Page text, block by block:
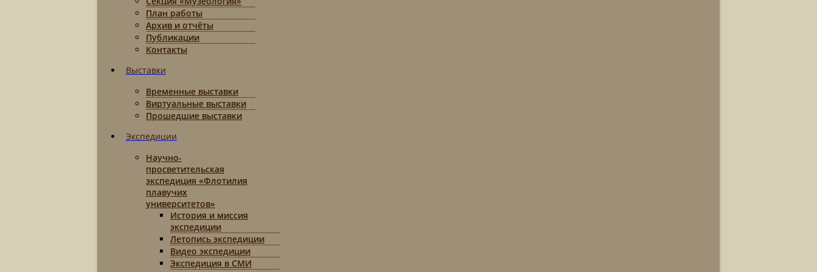
План работы
Архив и отчёты
Публикации
Контакты
Выставки
Временные выставки
Виртуальные выставки
Прошедшие выставки
Экспедиции
Научно-
просветительская
экспедиция «Флотилия
плавучих
университетов»
История и миссия
экспедиции
Летопись экспедиции
Видео экспедиции
Экспедиция в СМИ